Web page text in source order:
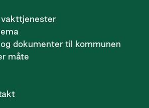
vakttjenester
dokumenter til kommunen
måte